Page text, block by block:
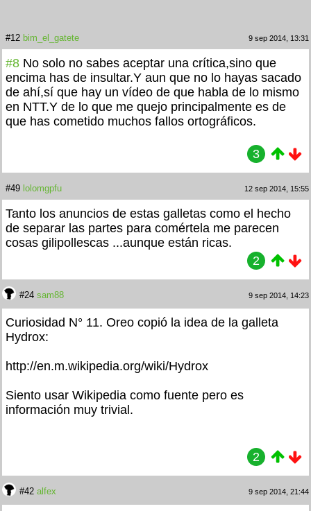
#12 bim_el_gatete 9 sep 2014, 13:31
#8 No solo no sabes aceptar una crítica,sino que
encima has de insultar.Y aun que no lo hayas sacado
de ahí,sí que hay un vídeo de que habla de lo mismo
en NTT.Y de lo que me quejo principalmente es de
que has cometido muchos fallos ortográficos.
3
#49 lolomgpfu 12 sep 2014, 15:55
Tanto los anuncios de estas galletas como el hecho
de separar las partes para comértela me parecen
cosas gilipollescas ...aunque están ricas.
2
#24 sam88 9 sep 2014, 14:23
Curiosidad N° 11. Oreo copió la idea de la galleta
Hydrox:
http://en.m.wikipedia.org/wiki/Hydrox
Siento usar Wikipedia como fuente pero es
información muy trivial.
2
#42 alfex 9 sep 2014, 21:44